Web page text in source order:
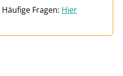
Fragen: Hier